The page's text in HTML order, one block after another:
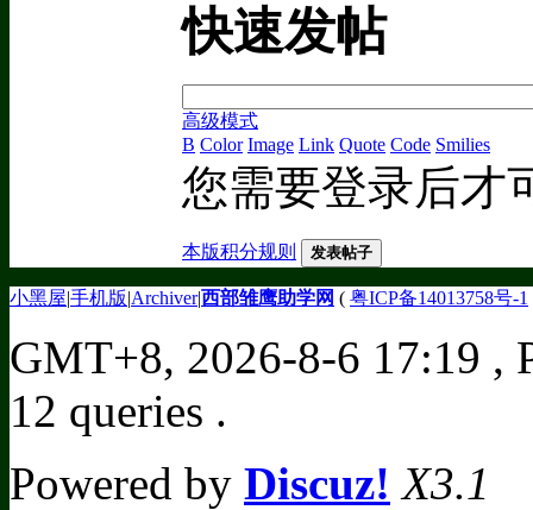
快速发帖
高级模式
B Color Image Link Quote Code Smilies
您需要登录后才
本版积分规则 发表帖子
小黑屋|手机版|Archiver|西部雏鹰助学网 ( 粤ICP备14013758号-1
GMT+8, 2026-8-6 17:19 ,
12 queries .
Powered by Discuz! X3.1